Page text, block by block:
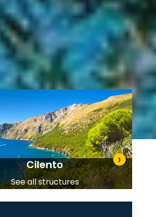
Cilento
See all structures
›